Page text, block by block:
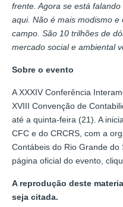
frente. Agora se está
aqui. Não é mais modismo
campo. São 10 trilhões de
mercado social e ambiental
Sobre o evento
A XXXIV Conferência
XVIII Convenção de
até a quinta-feira (21). A
CFC e do CRCRS, com a
Contábeis do Rio Grande do
página oficial do evento,
A reprodução deste
seja citada.